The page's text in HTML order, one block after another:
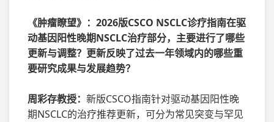
《肿瘤瞭望》：2026版CSCO NSCLC诊疗指南在驱
动基因阳性晚期NSCLC治疗部分，主要进行了哪些
更新与调整？更新反映了过去一年领域内的哪些重
要研究成果与发展趋势？
周彩存教授： 新版CSCO指南针对驱动基因阳性晚
期NSCLC的治疗推荐更新，可分为常见突变与罕见